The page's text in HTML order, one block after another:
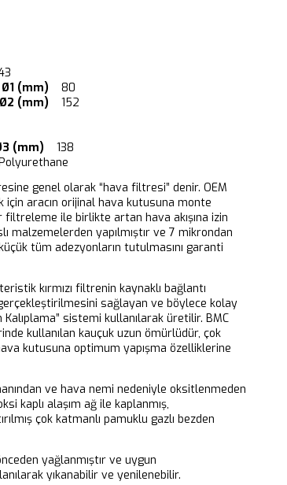
(mm) 80
(mm)
152
(mm)
138
genel olarak “hava filtresi” denir. OEM
aracın orijinal hava kutusuna monte
ile birlikte artan hava akışına izin
malzemelerden yapılmıştır ve 7 mikrondan
tüm adezyonların tutulmasını garanti
kırmızı filtrenin kaynaklı bağlantı
sağlayan ve böylece kolay
Kalıplama” sistemi kullanılarak üretilir. BMC
kullanılan kauçuk uzun ömürlüdür, çok
kutusuna optimum yapışma özelliklerine
ve hava nemi nedeniyle oksitlenmeden
kaplı alaşım ağ ile kaplanmış,
çok katmanlı pamuklu gazlı bezden
yağlanmıştır ve uygun
yıkanabilir ve yenilenebilir.